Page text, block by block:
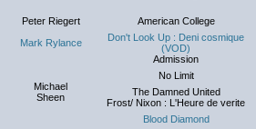
Peter Riegert American College
Mark Rylance
Don't Look Up : Deni cosmique
(VOD)
Michael
Sheen
Admission
No Limit
The Damned United
Frost/ Nixon : L'Heure de verite
Blood Diamond